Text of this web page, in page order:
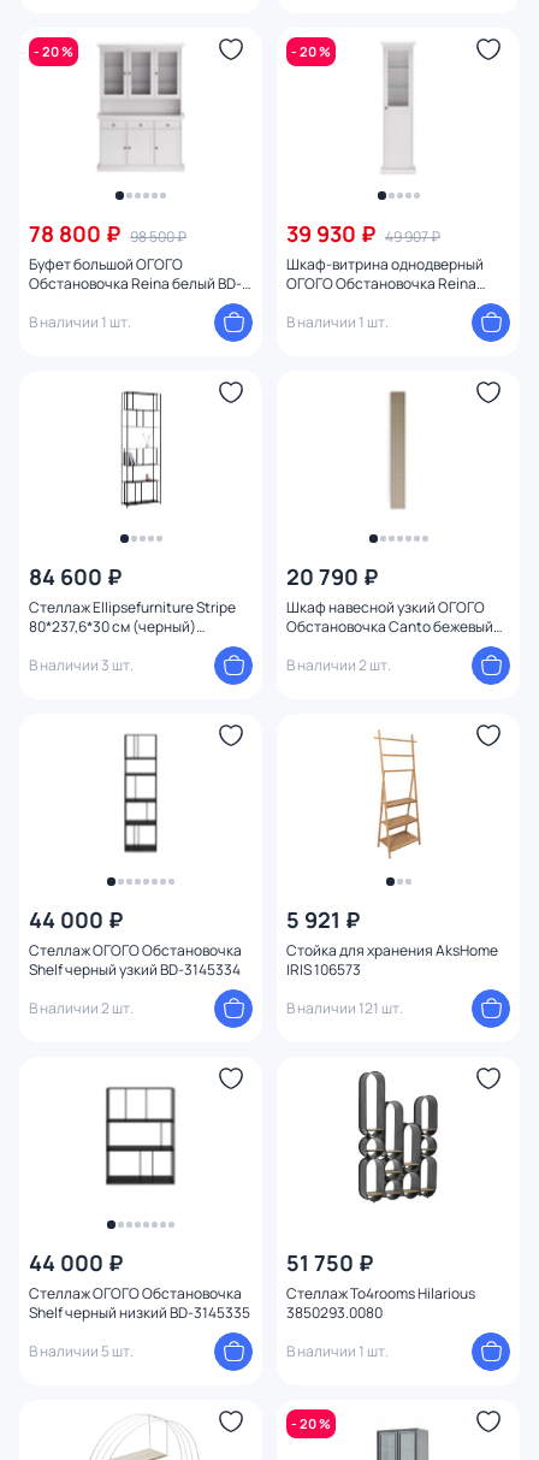
- 20 %
78 800 ₽ 98 500 ₽
Буфет большой ОГОГО
Обстановочка Reina белый BD-
В наличии 1 шт.
- 20 %
39 930 ₽ 49 907 ₽
Шкаф-витрина однодверный
ОГОГО Обстановочка Reina
В наличии 1 шт.
84 600 ₽
Стеллаж Ellipsefurniture Stripe
80*237,6*30 см (черный)
В наличии 3 шт.
20 790 ₽
Шкаф навесной узкий ОГОГО
Обстановочка Canto бежевый
В наличии 2 шт.
44 000 ₽
Стеллаж ОГОГО Обстановочка
Shelf черный узкий BD-3145334
В наличии 2 шт.
5 921 ₽
Стойка для хранения AksHome
IRIS 106573
В наличии 121 шт.
44 000 ₽
Стеллаж ОГОГО Обстановочка
Shelf черный низкий BD-3145335
В наличии 5 шт.
51 750 ₽
Стеллаж To4rooms Hilarious
3850293.0080
В наличии 1 шт.
- 20 %